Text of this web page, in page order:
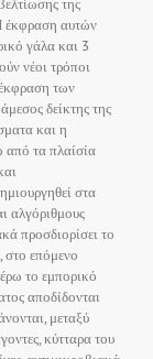
της
έκφραση αυτών
γάλα και 3
νέοι τρόποι
των
δείκτης της
και η
από τα πλαίσία
στα
αλγόριθμους
προσδιορίσει το
επόμενο
το εμπορικό
αποδίδονται
μεταξύ
κύτταρα του